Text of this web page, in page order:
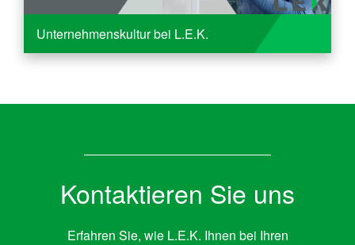
Unternehmenskultur bei L.E.K.
Kontaktieren Sie uns
Erfahren Sie, wie L.E.K. Ihnen bei Ihren